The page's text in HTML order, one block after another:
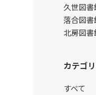
久世図書
落合図書
北房図書
カテゴ
すべて